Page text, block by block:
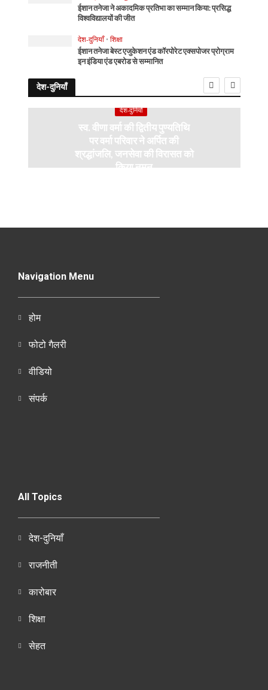
ईशान तनेजा ने अकादमिक प्रतिभा का सम्मान किया: प्रसिद्ध
विश्वविद्यालयों की जीत
देश-दुनियाँ • शिक्षा
ईशान तनेजा बेस्ट एजुकेशन एंड कॉरपोरेट एक्सपोजर प्रोग्राम
इन इंडिया एंड एबरोड से सम्मानित
देश-दुनियाँ
देश-दुनियाँ
स्व. वीणा वर्मा की द्वितीय पुण्यतिथि
पर वर्मा परिवार ने अर्पित की
श्रद्धांजलि, जनसेवा की विरासत को
किया नमन
Navigation Menu
होम
फोटो गैलरी
वीडियो
संपर्क
All Topics
देश-दुनियाँ
राजनीती
कारोबार
शिक्षा
सेहत